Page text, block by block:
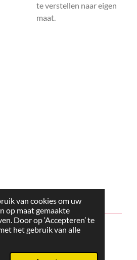
van cookies om uw
op maat gemaakte
Door op ‘Accepteren’ te
het gebruik van alle
te verstellen naar eigen
maat.